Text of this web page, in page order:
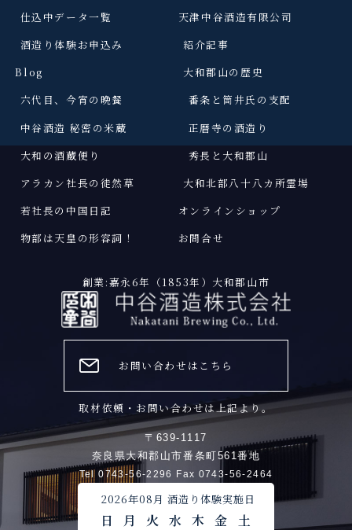
仕込中データ一覧
酒造り体験お申込み
Blog
六代目、今宵の晩餐
中谷酒造 秘密の米蔵
大和の酒蔵便り
アラカン社長の徒然草
若社長の中国日記
物部は天皇の形容詞 ！
天津中谷酒造有限公司
紹介記事
大和郡山の歴史
番条と筒井氏の支配
正暦寺の酒造り
秀長と大和郡山
大和北部八十八カ所霊場
オンラインショップ
お問合せ
創業:嘉永6年（1853年）大和郡山市
お問い合わせはこちら
取材依頼・お問い合わせは上記より。
〒639-1117
奈良県大和郡山市番条町561番地
Tel 0743-56-2296 Fax 0743-56-2464